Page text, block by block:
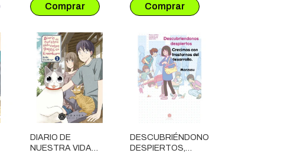
DIARIO DE
NUESTRA VIDA
DESCUBRIÉNDONOS
DESPIERTOS,